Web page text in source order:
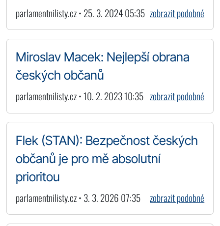
parlamentnilisty.cz • 25. 3. 2024 05:35 zobrazit podobné
Miroslav Macek: Nejlepší obrana
českých občanů
parlamentnilisty.cz • 10. 2. 2023 10:35 zobrazit podobné
Flek (STAN): Bezpečnost českých
občanů je pro mě absolutní
prioritou
parlamentnilisty.cz • 3. 3. 2026 07:35 zobrazit podobné